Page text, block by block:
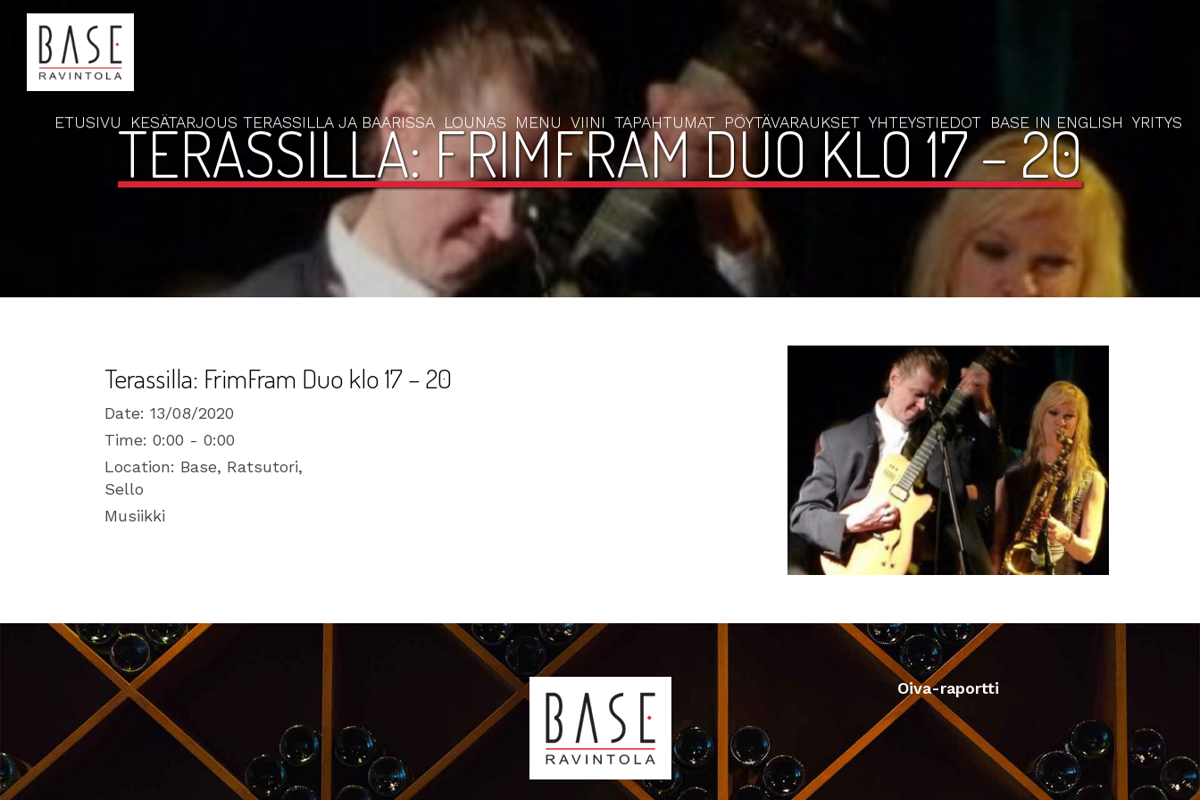
ETUSIVU KESÄTARJOUS TERASSILLA JA BAARISSA LOUNAS MENU VIINI TAPAHTUMAT PÖYTÄVARAUKSET YHTEYSTIEDOT BASE IN ENGLISH YRITYS
TERASSILLA: FRIMFRAM DUO KLO 17 – 20
Terassilla: FrimFram Duo klo 17 – 20
Date: 13/08/2020
Time: 0:00 - 0:00
Location: Base, Ratsutori,
Sello
Musiikki
Oiva-raportti